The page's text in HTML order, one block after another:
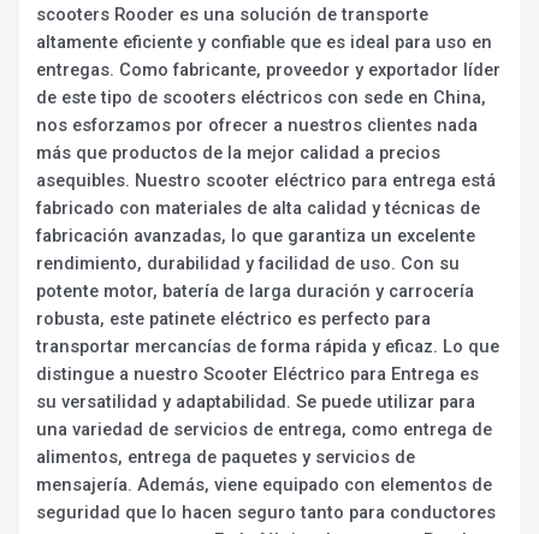
scooters Rooder es una solución de transporte
altamente eficiente y confiable que es ideal para uso en
entregas. Como fabricante, proveedor y exportador líder
de este tipo de scooters eléctricos con sede en China,
nos esforzamos por ofrecer a nuestros clientes nada
más que productos de la mejor calidad a precios
asequibles. Nuestro scooter eléctrico para entrega está
fabricado con materiales de alta calidad y técnicas de
fabricación avanzadas, lo que garantiza un excelente
rendimiento, durabilidad y facilidad de uso. Con su
potente motor, batería de larga duración y carrocería
robusta, este patinete eléctrico es perfecto para
transportar mercancías de forma rápida y eficaz. Lo que
distingue a nuestro Scooter Eléctrico para Entrega es
su versatilidad y adaptabilidad. Se puede utilizar para
una variedad de servicios de entrega, como entrega de
alimentos, entrega de paquetes y servicios de
mensajería. Además, viene equipado con elementos de
seguridad que lo hacen seguro tanto para conductores